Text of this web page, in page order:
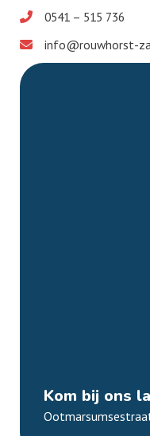
0541 – 515 736
info@rouwhorst-
Kom bij ons